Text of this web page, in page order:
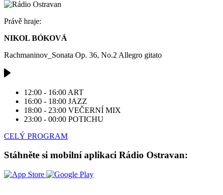
Právě hraje:
NIKOL BÓKOVÁ
Rachmaninov_Sonata Op. 36, No.2 Allegro gitato
12:00 - 16:00 ART
16:00 - 18:00 JAZZ
18:00 - 23:00 VEČERNÍ MIX
23:00 - 00:00 POTICHU
CELÝ PROGRAM
Stáhněte si mobilní aplikaci Rádio Ostravan: